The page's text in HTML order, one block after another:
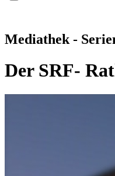
Mediathek -
Der SRF-